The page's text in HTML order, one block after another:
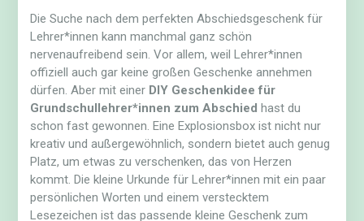
Die Suche nach dem perfekten Abschiedsgeschenk für
Lehrer*innen kann manchmal ganz schön
nervenaufreibend sein. Vor allem, weil Lehrer*innen
offiziell auch gar keine großen Geschenke annehmen
dürfen. Aber mit einer DIY Geschenkidee für
Grundschullehrer*innen zum Abschied hast du
schon fast gewonnen. Eine Explosionsbox ist nicht nur
kreativ und außergewöhnlich, sondern bietet auch genug
Platz, um etwas zu verschenken, das von Herzen
kommt. Die kleine Urkunde für Lehrer*innen mit ein paar
persönlichen Worten und einem verstecktem
Lesezeichen ist das passende kleine Geschenk zum